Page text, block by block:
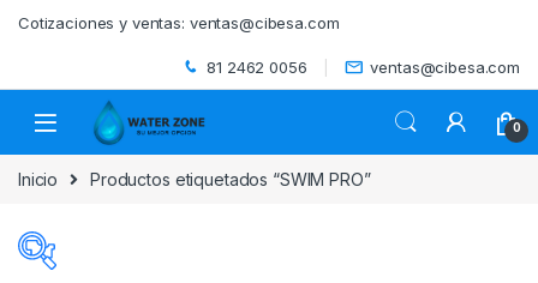
Cotizaciones y ventas: ventas@cibesa.com
81 2462 0056 ventas@cibesa.com
0
Inicio Productos etiquetados “SWIM PRO”